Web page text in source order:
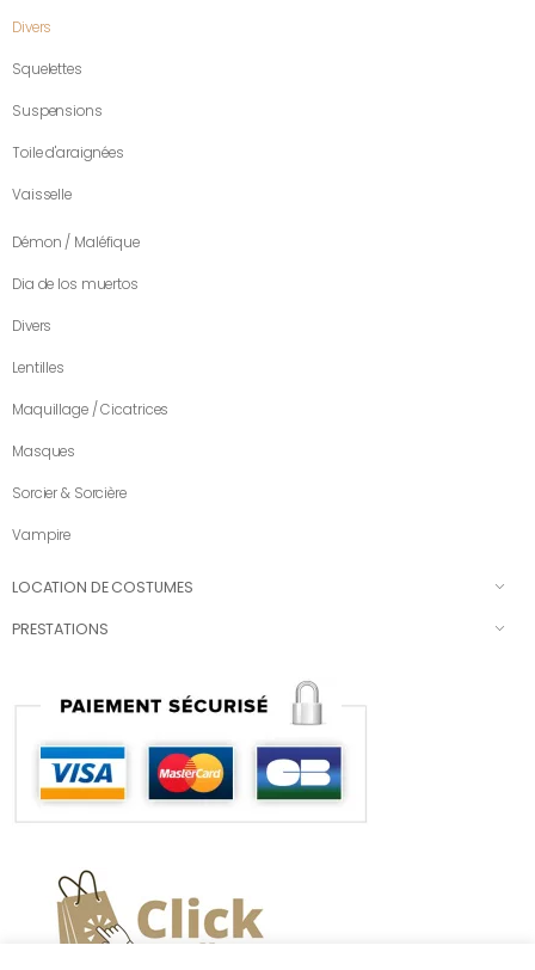
Divers
Squelettes
Suspensions
Toile d'araignées
Vaisselle
Démon / Maléfique
Dia de los muertos
Divers
Lentilles
Maquillage / Cicatrices
Masques
Sorcier & Sorcière
Vampire
LOCATION DE COSTUMES
PRESTATIONS